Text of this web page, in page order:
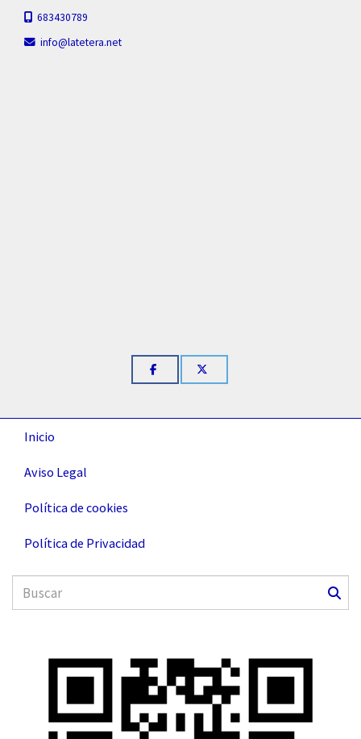
683430789
info
latetera.net
Inicio
Aviso Legal
Política de cookies
Política de Privacidad